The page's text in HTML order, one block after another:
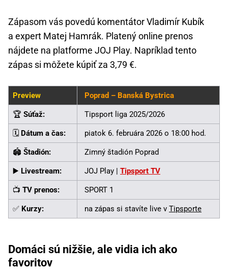
Zápasom vás povedú komentátor Vladimír Kubík
a expert Matej Hamrák. Platený online prenos
nájdete na platforme JOJ Play. Napríklad tento
zápas si môžete kúpiť za 3,79 €.
Preview Poprad – Banská Bystrica
🏆 Súťaž: Tipsport liga 2025/2026
🗓️ Dátum a čas: piatok 6. februára 2026 o 18:00 hod.
🏟️ Štadión: Zimný štadión Poprad
▶️ Livestream: JOJ Play | Tipsport TV
📺 TV prenos: SPORT 1
✅ Kurzy: na zápas si stavíte live v Tipsporte
Domáci sú nižšie, ale vidia ich ako
favoritov